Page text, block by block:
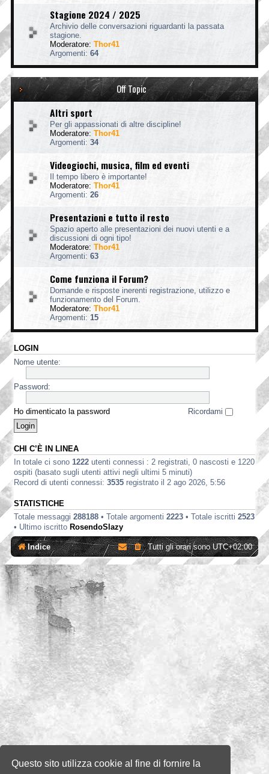
Questo sito utilizza cookie al fine di fornire la
Stagione 2024 / 2025
Archivio delle conversazioni riguardanti la passata
stagione.
Moderatore: Thor41
Argomenti: 64
Off Topic
Altri sport
Per gli appassionati di altre discipline!
Moderatore: Thor41
Argomenti: 34
Videogiochi, musica, film ed eventi
Il tempo libero è importante!
Moderatore: Thor41
Argomenti: 26
Presentazioni e tutto il resto
Spazio aperto alle presentazioni dei nuovi utenti e a
discussioni di ogni tipo!
Moderatore: Thor41
Argomenti: 63
Come funziona il Forum?
Domande e risposte inerenti registrazione, utilizzo e
funzionamento del Forum.
Moderatore: Thor41
Argomenti: 15
LOGIN
Nome utente:
Password:
Ho dimenticato la password Ricordami
CHI C’È IN LINEA
In totale ci sono 1222 utenti connessi : 2 registrati, 0 nascosti e 1220
ospiti (basato sugli utenti attivi negli ultimi 5 minuti)
Record di utenti connessi: 3535 registrato il 2 ago 2026, 5:56
STATISTICHE
Totale messaggi 288188 • Totale argomenti 2223 • Totale iscritti 2523
• Ultimo iscritto RosendoSlazy
Indice Tutti gli orari sonoUTC+02:00